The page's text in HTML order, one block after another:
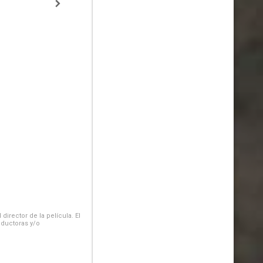
de la película. El
y/o